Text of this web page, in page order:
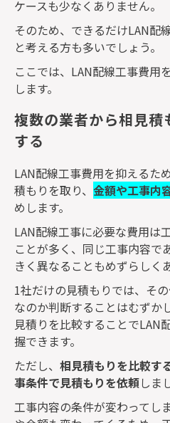
ケースも少なくありません。
そのため、できるだけLAN配
と考える方も多いでしょう。
ここでは、 LAN配線工事費用
します。
複数の業者から相見積
する
LAN配線工事費用を抑えるた
積もりを取り、 金額や工事内
めします。
LAN配線工事に必要な費用は
ことが多く、同じ工事内容で
きく異なることもめずらしく
1社だけの見積もりでは、そ
なのか判断することはむずか
見積りを比較することでLAN
握できます。
ただし、 相見積もりを比較す
事条件で見積もりを依頼しま
工事内容の条件が変わってし